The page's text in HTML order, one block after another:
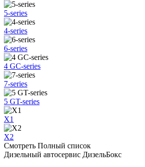
5-series
4-series
6-series
4 GC-series
7-series
5 GT-series
X1
X2
Смотреть Полный список
Дизельный автосервис ДизельБокс